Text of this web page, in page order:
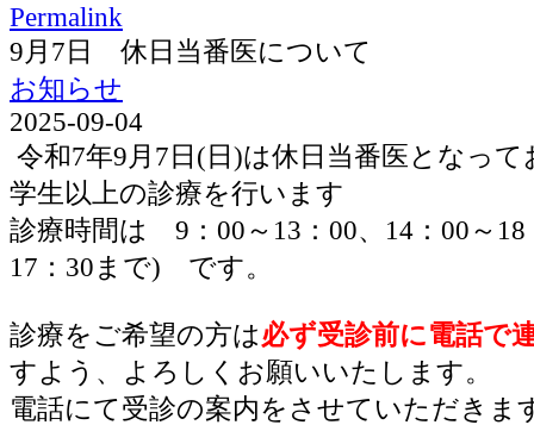
Permalink
9月7日 休日当番医について
お知らせ
2025-09-04
令和7年9月7日(日)は休日当番医となっ
学生以上の診療を行います
診療時間は 9：00～13：00、14：00～
17：30まで) です。
診療をご希望の方は必ず受診前に電話で
すよう、よろしくお願いいたします。
電話にて受診の案内をさせていただきま